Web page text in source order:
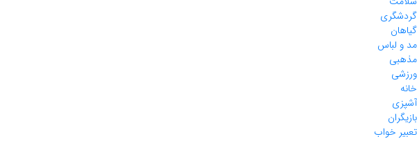
گردشگری
گیاهان
مد و لباس
مذهبی
ورزشی
خانه
آشپزی
بازیگران
تعبیر خواب